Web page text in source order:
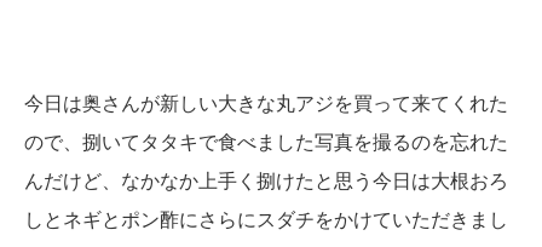
今日は奥さんが新しい大きな丸アジを買って来てくれた
ので、捌いてタタキで食べました写真を撮るのを忘れた
んだけど、なかなか上手く捌けたと思う 今日は大根おろ
しとネギとポン酢にさらにスダチをかけていただきまし